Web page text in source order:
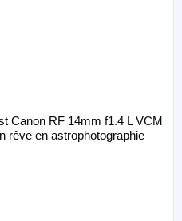
Canon RF 14mm f1.4 L VCM
rêve en astrophotographie